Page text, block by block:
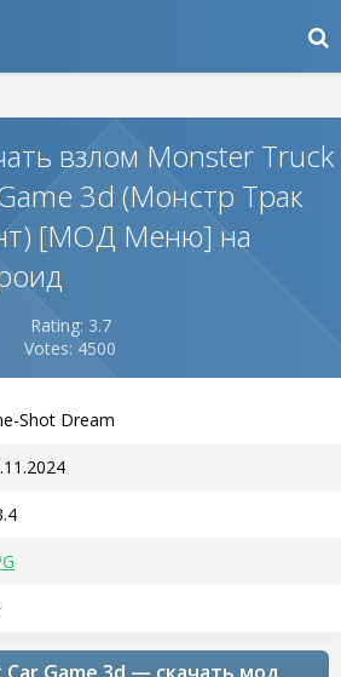
взлом Monster Truck
3d (Монстр Трак
[МОД Меню] на
Rating: 3.7
Votes: 4500
Shot Dream